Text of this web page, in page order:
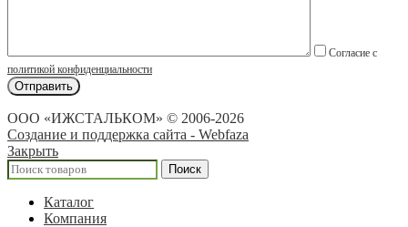
Согласие с
политикой конфиденциальности
ООО «ИЖСТАЛЬКОМ» © 2006-2026
Создание и поддержка сайта - Webfaza
Закрыть
Поиск
Каталог
Компания